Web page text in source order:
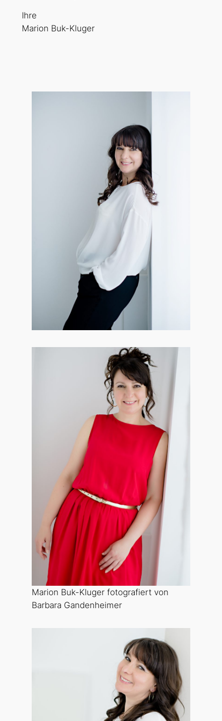
Ihre
Marion Buk-Kluger
Marion Buk-Kluger fotografiert von
Barbara Gandenheimer